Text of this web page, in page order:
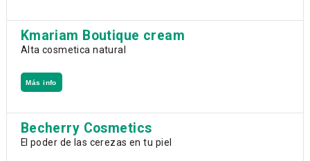
Kmariam Boutique cream
Alta cosmetica natural
Más info
Becherry Cosmetics
El poder de las cerezas en tu piel